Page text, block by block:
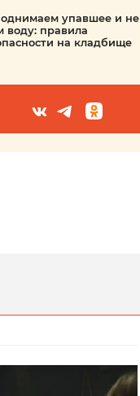
упавшее и не
воду: правила
на кладбище